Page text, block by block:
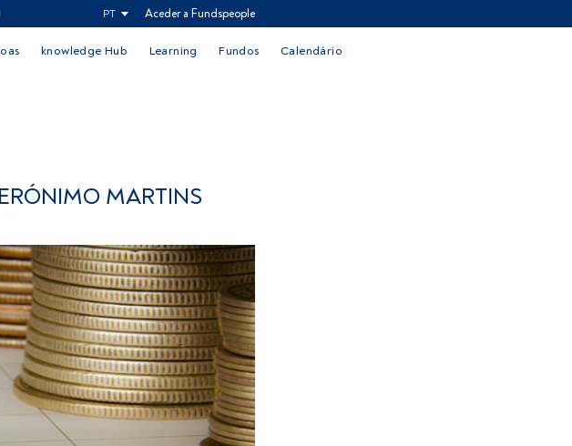
PT Aceder a Fundspeople
knowledge Hub Learning Fundos Calendário
MARTINS